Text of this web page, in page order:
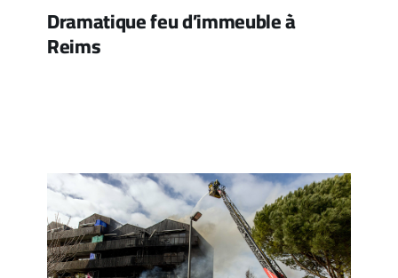
Dramatique feu d’immeuble à
Reims